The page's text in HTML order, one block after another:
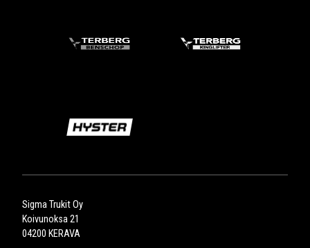
Sigma Trukit Oy
Koivunoksa 21
04200 KERAVA